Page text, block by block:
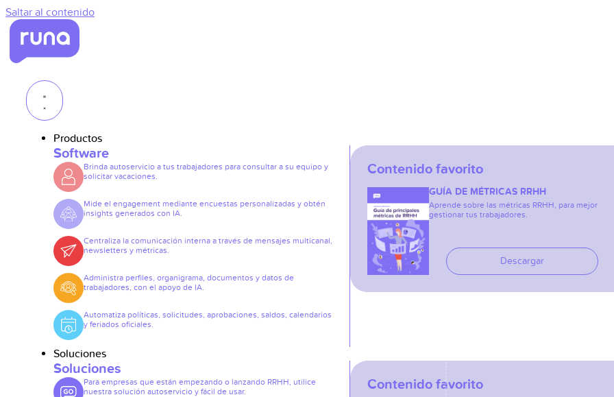
Saltar al contenido
Productos
Software
Brinda autoservicio a tus trabajadores para consultar a su equipo y
solicitar vacaciones.
Mide el engagement mediante encuestas personalizadas y obtén
insights generados con IA.
Centraliza la comunicación interna a través de mensajes multicanal,
newsletters y métricas.
Administra perfiles, organigrama, documentos y datos de
trabajadores, con el apoyo de IA.
Automatiza políticas, solicitudes, aprobaciones, saldos, calendarios
y feriados oficiales.
Contenido favorito
GUÍA DE MÉTRICAS RRHH
Aprende sobre las métricas RRHH, para mejor
gestionar tus trabajadores.
Descargar
Soluciones
Soluciones
Para empresas que están empezando o lanzando RRHH, utilice
nuestra solución autoservicio y fácil de usar.
Contenido favorito